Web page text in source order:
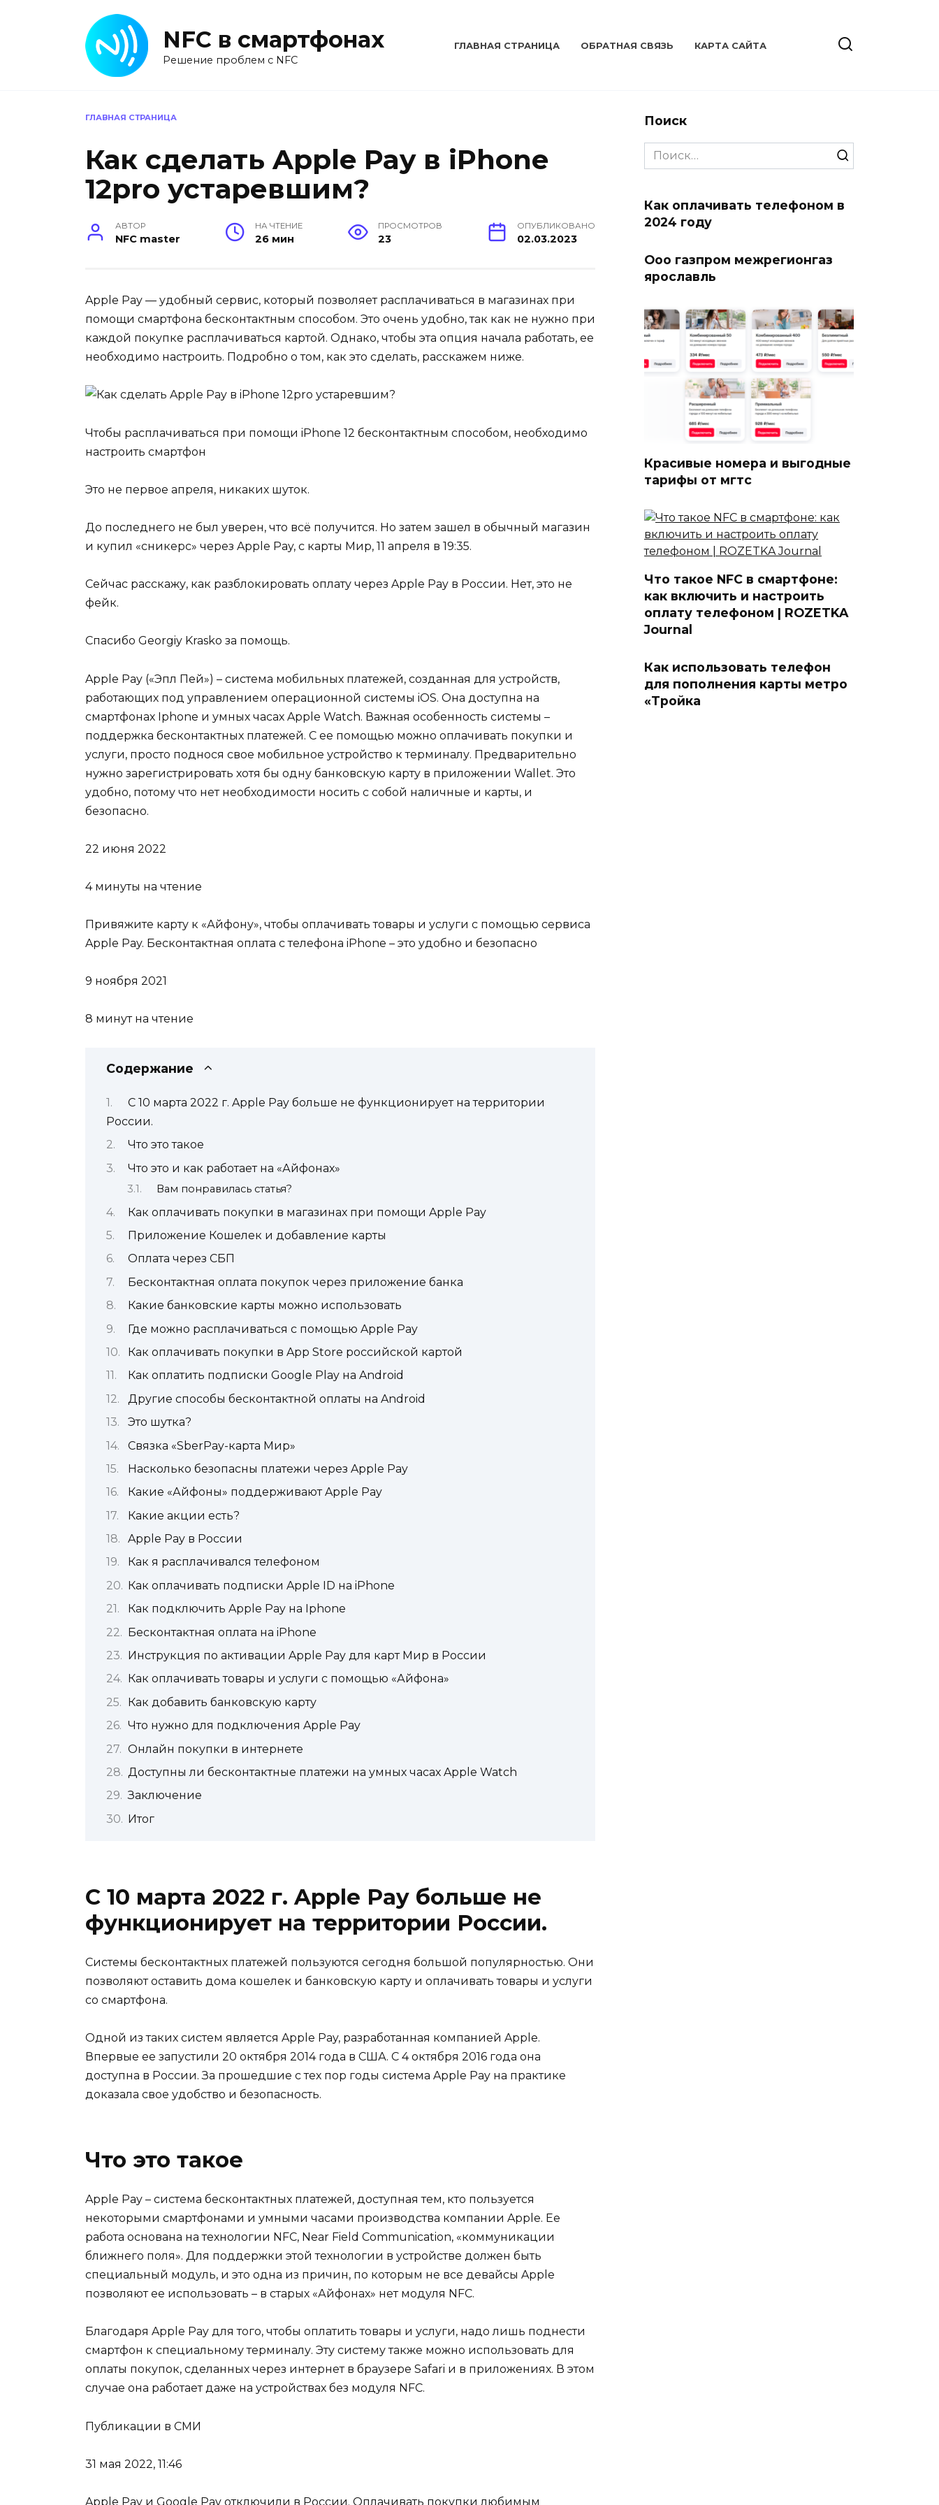
NFC в смартфонах
Решение проблем с NFC
ГЛАВНАЯ СТРАНИЦА ОБРАТНАЯ СВЯЗЬ КАРТА САЙТА
ГЛАВНАЯ СТРАНИЦА
Как сделать Apple Pay в iPhone
12pro устаревшим?
АВТОР
NFC master
НА ЧТЕНИЕ
26 мин
ПРОСМОТРОВ
23
ОПУБЛИКОВАНО
02.03.2023
Apple Pay — удобный сервис, который позволяет расплачиваться в магазинах при
помощи смартфона бесконтактным способом. Это очень удобно, так как не нужно при
каждой покупке расплачиваться картой. Однако, чтобы эта опция начала работать, ее
необходимо настроить. Подробно о том, как это сделать, расскажем ниже.
Чтобы расплачиваться при помощи iPhone 12 бесконтактным способом, необходимо
настроить смартфон
Это не первое апреля, никаких шуток.
До последнего не был уверен, что всё получится. Но затем зашел в обычный магазин
и купил «сникерс» через Apple Pay, с карты Мир, 11 апреля в 19:35.
Сейчас расскажу, как разблокировать оплату через Apple Pay в России. Нет, это не
фейк.
Спасибо Georgiy Krasko за помощь.
Apple Pay («Эпл Пей») – система мобильных платежей, созданная для устройств,
работающих под управлением операционной системы iOS. Она доступна на
смартфонах Iphone и умных часах Apple Watch. Важная особенность системы –
поддержка бесконтактных платежей. С ее помощью можно оплачивать покупки и
услуги, просто поднося свое мобильное устройство к терминалу. Предварительно
нужно зарегистрировать хотя бы одну банковскую карту в приложении Wallet. Это
удобно, потому что нет необходимости носить с собой наличные и карты, и
безопасно.
22 июня 2022
4 минуты на чтение
Привяжите карту к «Айфону», чтобы оплачивать товары и услуги с помощью сервиса
Apple Pay. Бесконтактная оплата с телефона iPhone – это удобно и безопасно
9 ноября 2021
8 минут на чтение
Содержание
С 10 марта 2022 г. Apple Pay больше не функционирует на территории
России.
Что это такое
Что это и как работает на «Айфонах»
Вам понравилась статья?
Как оплачивать покупки в магазинах при помощи Apple Pay
Приложение Кошелек и добавление карты
Оплата через СБП
Бесконтактная оплата покупок через приложение банка
Какие банковские карты можно использовать
Где можно расплачиваться с помощью Apple Pay
Как оплачивать покупки в App Store российской картой
Как оплатить подписки Google Play на Android
Другие способы бесконтактной оплаты на Android
Это шутка?
Связка «SberPay-карта Мир»
Насколько безопасны платежи через Apple Pay
Какие «Айфоны» поддерживают Apple Pay
Какие акции есть?
Apple Pay в России
Как я расплачивался телефоном
Как оплачивать подписки Apple ID на iPhone
Как подключить Apple Pay на Iphone
Бесконтактная оплата на iPhone
Инструкция по активации Apple Pay для карт Мир в России
Как оплачивать товары и услуги с помощью «Айфона»
Как добавить банковскую карту
Что нужно для подключения Apple Pay
Онлайн покупки в интернете
Доступны ли бесконтактные платежи на умных часах Apple Watch
Заключение
Итог
С 10 марта 2022 г. Apple Pay больше не
функционирует на территории России.
Системы бесконтактных платежей пользуются сегодня большой популярностью. Они
позволяют оставить дома кошелек и банковскую карту и оплачивать товары и услуги
со смартфона.
Одной из таких систем является Apple Pay, разработанная компанией Apple.
Впервые ее запустили 20 октября 2014 года в США. С 4 октября 2016 года она
доступна в России. За прошедшие с тех пор годы система Apple Pay на практике
доказала свое удобство и безопасность.
Что это такое
Apple Pay – система бесконтактных платежей, доступная тем, кто пользуется
некоторыми смартфонами и умными часами производства компании Apple. Ее
работа основана на технологии NFC, Near Field Communication, «коммуникации
ближнего поля». Для поддержки этой технологии в устройстве должен быть
специальный модуль, и это одна из причин, по которым не все девайсы Apple
позволяют ее использовать – в старых «Айфонах» нет модуля NFC.
Благодаря Apple Pay для того, чтобы оплатить товары и услуги, надо лишь поднести
смартфон к специальному терминалу. Эту систему также можно использовать для
оплаты покупок, сделанных через интернет в браузере Safari и в приложениях. В этом
случае она работает даже на устройствах без модуля NFC.
Публикации в СМИ
31 мая 2022, 11:46
Apple Pay и Google Pay отключили в России. Оплачивать покупки любимым
Поиск
Search
for:
Как оплачивать телефоном в
2024 году
Ооо газпром межрегионгаз
ярославль
Красивые номера и выгодные
тарифы от мгтс
Что такое NFC в смартфоне:
как включить и настроить
оплату телефоном | ROZETKA
Journal
Как использовать телефон
для пополнения карты метро
«Тройка